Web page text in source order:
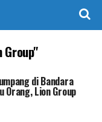
di Bandara
Orang, Lion Group